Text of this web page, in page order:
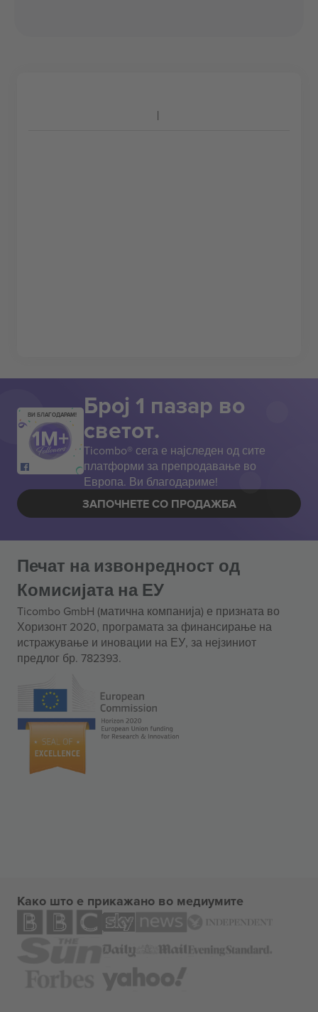
ВИ БЛАГОДАРАМ! Број 1 пазар во
светот.
Ticombo® сега е најследен од сите
платформи за препродавање во
Европа. Ви благодариме!
ЗАПОЧНЕТЕ СО ПРОДАЖБА
Печат на извонредност од
Комисијата на ЕУ
Ticombo GmbH (матична компанија) е призната во
Хоризонт 2020, програмата за финансирање на
истражување и иновации на ЕУ, за нејзиниот
предлог бр. 782393.
Како што е прикажано во медиумите